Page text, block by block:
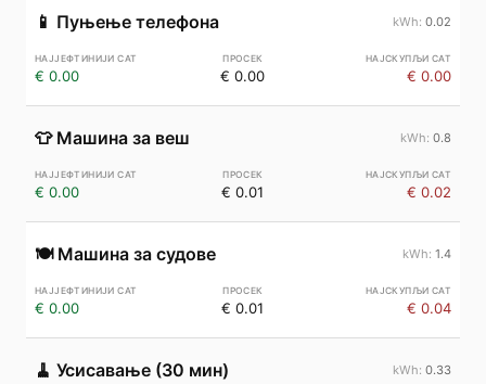
📱 Пуњење телефона 0.02
€ 0.00 € 0.00 € 0.00
👕 Машина за веш 0.8
€ 0.00 € 0.01 € 0.02
🍽️ Машина за судове 1.4
€ 0.00 € 0.01 € 0.04
🧹 Усисавање (30 мин) 0.33